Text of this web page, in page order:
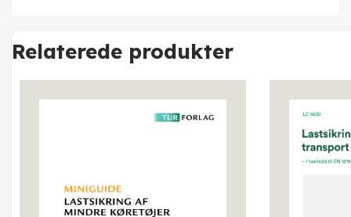
Relaterede produkter